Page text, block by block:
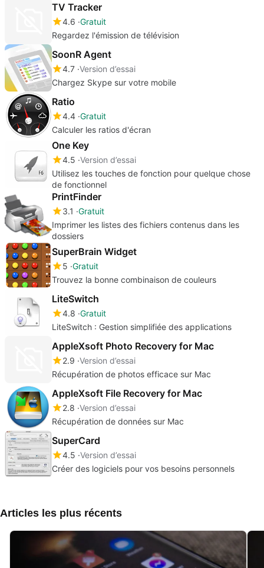
TV Tracker
4.6 Gratuit
Regardez l'émission de télévision
SoonR Agent
4.7 Version d’essai
Chargez Skype sur votre mobile
Ratio
4.4 Gratuit
Calculer les ratios d'écran
One Key
4.5 Version d’essai
Utilisez les touches de fonction pour quelque chose
de fonctionnel
PrintFinder
3.1 Gratuit
Imprimer les listes des fichiers contenus dans les
dossiers
SuperBrain Widget
5 Gratuit
Trouvez la bonne combinaison de couleurs
LiteSwitch
4.8 Gratuit
LiteSwitch : Gestion simplifiée des applications
AppleXsoft Photo Recovery for Mac
2.9 Version d’essai
Récupération de photos efficace sur Mac
AppleXsoft File Recovery for Mac
2.8 Version d’essai
Récupération de données sur Mac
SuperCard
4.5 Version d’essai
Créer des logiciels pour vos besoins personnels
Articles les plus récents